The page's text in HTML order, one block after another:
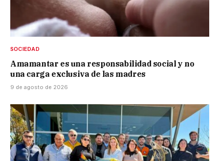
SOCIEDAD
Amamantar es una responsabilidad social y no
una carga exclusiva de las madres
9 de agosto de 2026